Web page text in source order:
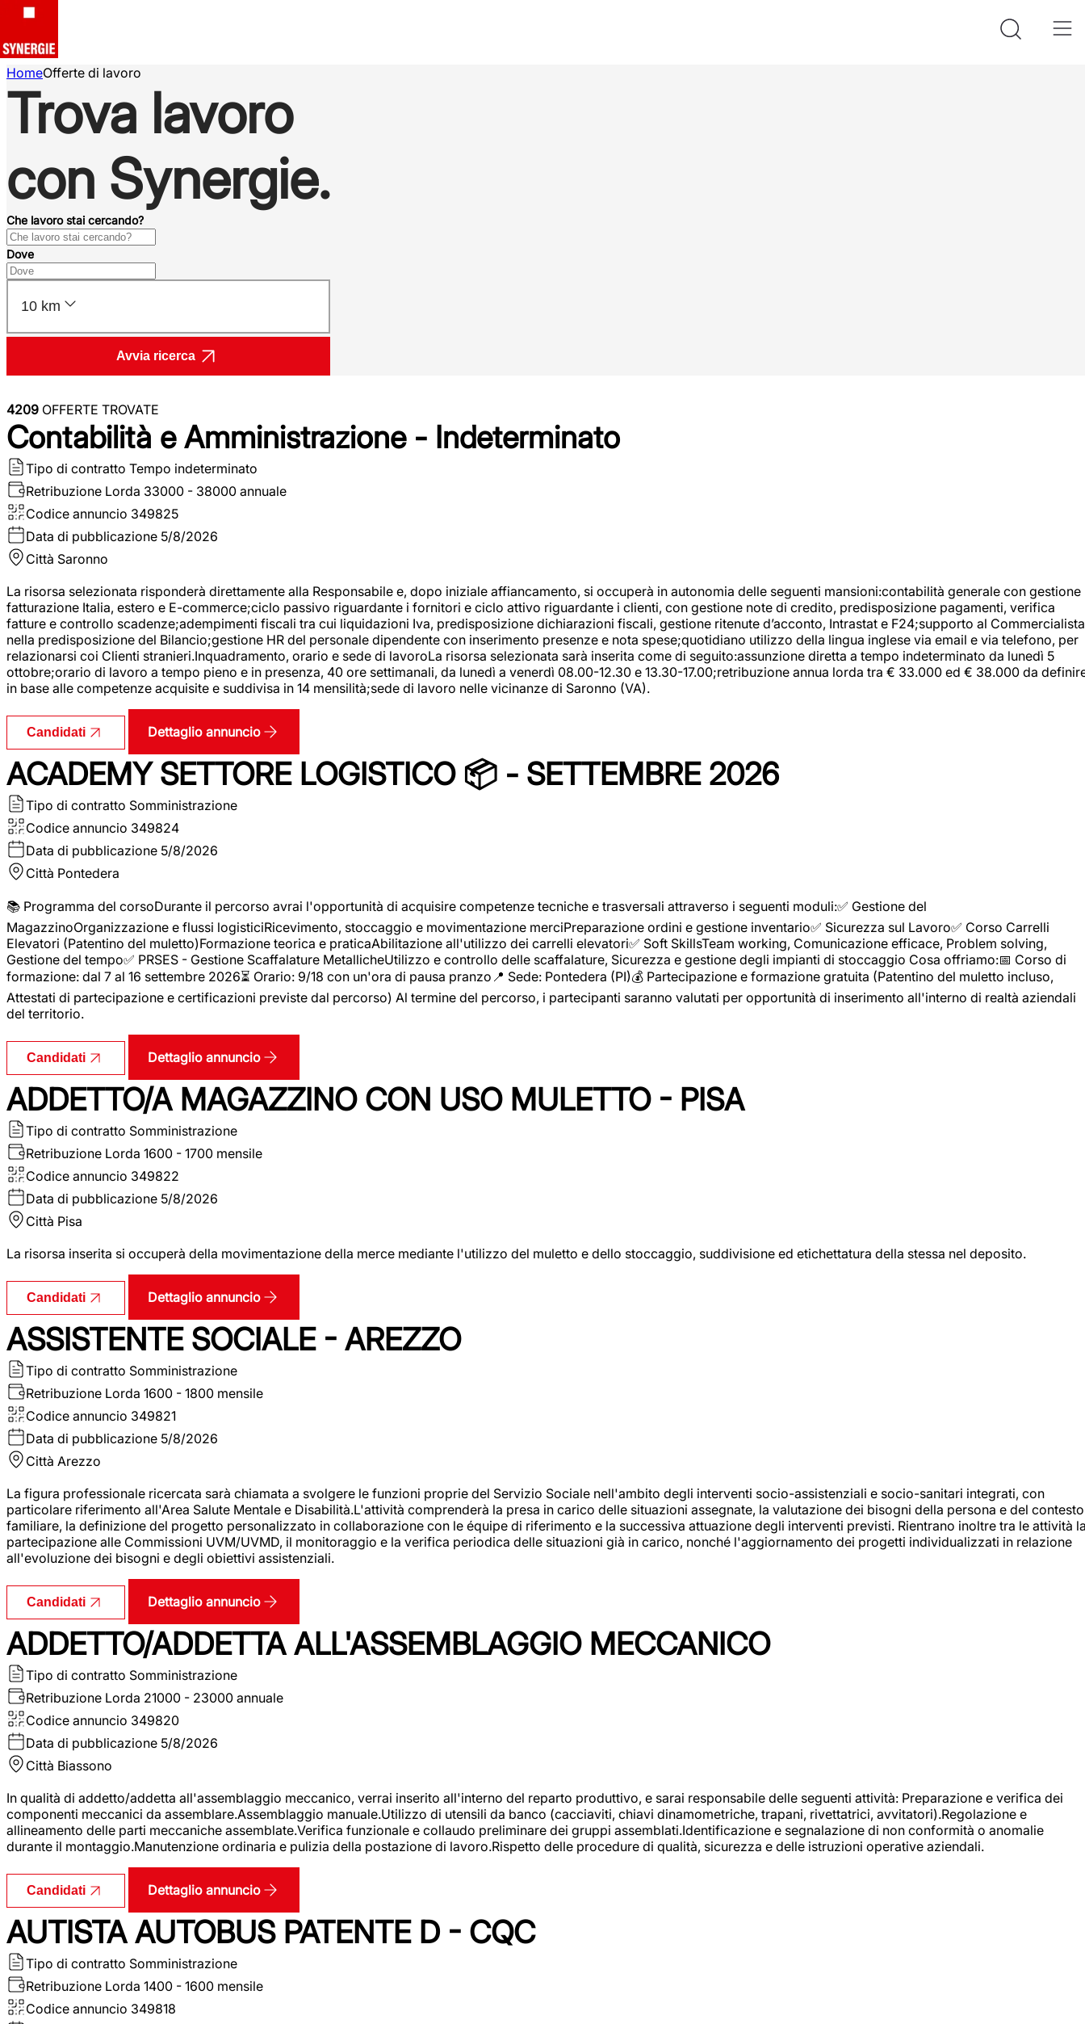
HomeOfferte di lavoro
Trova lavoro
con Synergie.
Che lavoro stai cercando?
Dove
10 km
Avvia ricerca
4209 OFFERTE TROVATE
Contabilità e Amministrazione - Indeterminato
Tipo di contratto Tempo indeterminato
Retribuzione Lorda 33000 - 38000 annuale
Codice annuncio 349825
Data di pubblicazione 5/8/2026
Città Saronno
La risorsa selezionata risponderà direttamente alla Responsabile e, dopo iniziale affiancamento, si occuperà in autonomia delle seguenti mansioni:contabilità generale con gestione
fatturazione Italia, estero e E-commerce;ciclo passivo riguardante i fornitori e ciclo attivo riguardante i clienti, con gestione note di credito, predisposizione pagamenti, verifica
fatture e controllo scadenze;adempimenti fiscali tra cui liquidazioni Iva, predisposizione dichiarazioni fiscali, gestione ritenute d’acconto, Intrastat e F24;supporto al Commercialista
nella predisposizione del Bilancio;gestione HR del personale dipendente con inserimento presenze e nota spese;quotidiano utilizzo della lingua inglese via email e via telefono, per
relazionarsi coi Clienti stranieri.Inquadramento, orario e sede di lavoroLa risorsa selezionata sarà inserita come di seguito:assunzione diretta a tempo indeterminato da lunedì 5
ottobre;orario di lavoro a tempo pieno e in presenza, 40 ore settimanali, da lunedì a venerdì 08.00-12.30 e 13.30-17.00;retribuzione annua lorda tra € 33.000 ed € 38.000 da
in base alle competenze acquisite e suddivisa in 14 mensilità;sede di lavoro nelle vicinanze di Saronno (VA).
Candidati Dettaglio annuncio
ACADEMY SETTORE LOGISTICO 📦 - SETTEMBRE 2026
Tipo di contratto Somministrazione
Codice annuncio 349824
Data di pubblicazione 5/8/2026
Città Pontedera
📚 Programma del corsoDurante il percorso avrai l'opportunità di acquisire competenze tecniche e trasversali attraverso i seguenti moduli:✅ Gestione del
MagazzinoOrganizzazione e flussi logisticiRicevimento, stoccaggio e movimentazione merciPreparazione ordini e gestione inventario✅ Sicurezza sul Lavoro✅ Corso Carrelli
Elevatori (Patentino del muletto)Formazione teorica e praticaAbilitazione all'utilizzo dei carrelli elevatori✅ Soft SkillsTeam working, Comunicazione efficace, Problem solving,
Gestione del tempo✅ PRSES - Gestione Scaffalature MetallicheUtilizzo e controllo delle scaffalature, Sicurezza e gestione degli impianti di stoccaggio Cosa offriamo:📅 Corso di
formazione: dal 7 al 16 settembre 2026⏳ Orario: 9/18 con un'ora di pausa pranzo📍 Sede: Pontedera (PI)💰 Partecipazione e formazione gratuita (Patentino del muletto incluso,
Attestati di partecipazione e certificazioni previste dal percorso) Al termine del percorso, i partecipanti saranno valutati per opportunità di inserimento all'interno di realtà aziendali
del territorio.
Candidati Dettaglio annuncio
ADDETTO/A MAGAZZINO CON USO MULETTO - PISA
Tipo di contratto Somministrazione
Retribuzione Lorda 1600 - 1700 mensile
Codice annuncio 349822
Data di pubblicazione 5/8/2026
Città Pisa
La risorsa inserita si occuperà della movimentazione della merce mediante l'utilizzo del muletto e dello stoccaggio, suddivisione ed etichettatura della stessa nel deposito.
Candidati Dettaglio annuncio
ASSISTENTE SOCIALE - AREZZO
Tipo di contratto Somministrazione
Retribuzione Lorda 1600 - 1800 mensile
Codice annuncio 349821
Data di pubblicazione 5/8/2026
Città Arezzo
La figura professionale ricercata sarà chiamata a svolgere le funzioni proprie del Servizio Sociale nell'ambito degli interventi socio-assistenziali e socio-sanitari integrati, con
particolare riferimento all'Area Salute Mentale e Disabilità.L'attività comprenderà la presa in carico delle situazioni assegnate, la valutazione dei bisogni della persona e del contesto
familiare, la definizione del progetto personalizzato in collaborazione con le équipe di riferimento e la successiva attuazione degli interventi previsti. Rientrano inoltre tra le attività
partecipazione alle Commissioni UVM/UVMD, il monitoraggio e la verifica periodica delle situazioni già in carico, nonché l'aggiornamento dei progetti individualizzati in relazione
all'evoluzione dei bisogni e degli obiettivi assistenziali.
Candidati Dettaglio annuncio
ADDETTO/ADDETTA ALL'ASSEMBLAGGIO MECCANICO
Tipo di contratto Somministrazione
Retribuzione Lorda 21000 - 23000 annuale
Codice annuncio 349820
Data di pubblicazione 5/8/2026
Città Biassono
In qualità di addetto/addetta all'assemblaggio meccanico, verrai inserito all'interno del reparto produttivo, e sarai responsabile delle seguenti attività: Preparazione e verifica dei
componenti meccanici da assemblare.Assemblaggio manuale.Utilizzo di utensili da banco (cacciaviti, chiavi dinamometriche, trapani, rivettatrici, avvitatori).Regolazione e
allineamento delle parti meccaniche assemblate.Verifica funzionale e collaudo preliminare dei gruppi assemblati.Identificazione e segnalazione di non conformità o anomalie
durante il montaggio.Manutenzione ordinaria e pulizia della postazione di lavoro.Rispetto delle procedure di qualità, sicurezza e delle istruzioni operative aziendali.
Candidati Dettaglio annuncio
AUTISTA AUTOBUS PATENTE D - CQC
Tipo di contratto Somministrazione
Retribuzione Lorda 1400 - 1600 mensile
Codice annuncio 349818